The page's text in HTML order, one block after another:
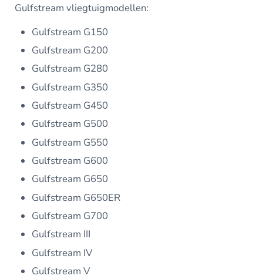
Gulfstream vliegtuigmodellen:
Gulfstream G150
Gulfstream G200
Gulfstream G280
Gulfstream G350
Gulfstream G450
Gulfstream G500
Gulfstream G550
Gulfstream G600
Gulfstream G650
Gulfstream G650ER
Gulfstream G700
Gulfstream III
Gulfstream IV
Gulfstream V